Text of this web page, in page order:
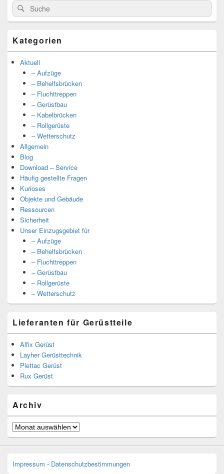
Suche
nach:
Suche
Kategorien
Aktuell
– Aufzüge
– Behelfsbrücken
– Fluchttreppen
– Gerüstbau
– Kabelbrücken
– Rollgerüste
– Wetterschutz
Allgemein
Blog
Download – Service
Häufig gestellte Fragen
Kurioses
Objekte und Gebäude
Ressourcen
Sicherheit
Unser Einzugsgebiet für
– Aufzüge
– Behelfsbrücken
– Fluchttreppen
– Gerüstbau
– Rollgerüste
– Wetterschutz
Lieferanten für Gerüstteile
Alfix Gerüst
Layher Gerüsttechnik
Plettac Gerüst
Rux Gerüst
Archiv
Archiv
Impressum - Datenschutzbestimmungen